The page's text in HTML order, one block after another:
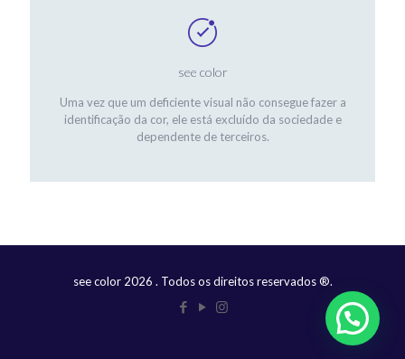
see color
Uma vez que um deficiente visual não consegue fazer a
identificação da cor, ele está excluído da sociedade e
dependente de terceiros.
see color 2026 . Todos os direitos reservados ®.